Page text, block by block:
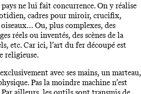
ne lui fait concurrence. On y réalise
cadres pour miroir, crucifix,
Ou, plus complexes, des
réels ou inventés, des scènes de la
etc. Car ici, l’art du fer découpé est
religieuse.
avec ses mains, un marteau,
Pas la moindre machine n’est
Par ailleurs, les outils sont transmis de